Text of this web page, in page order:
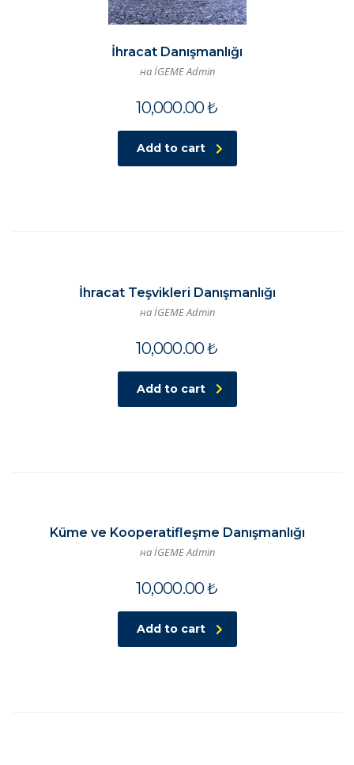
İhracat Danışmanlığı
на İGEME Admin
10,000.00₺
Add to cart
İhracat Teşvikleri Danışmanlığı
на İGEME Admin
10,000.00₺
Add to cart
Küme ve Kooperatifleşme Danışmanlığı
на İGEME Admin
10,000.00₺
Add to cart